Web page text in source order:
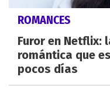
ROMANCES
Furor en Netflix:
romántica que
pocos días